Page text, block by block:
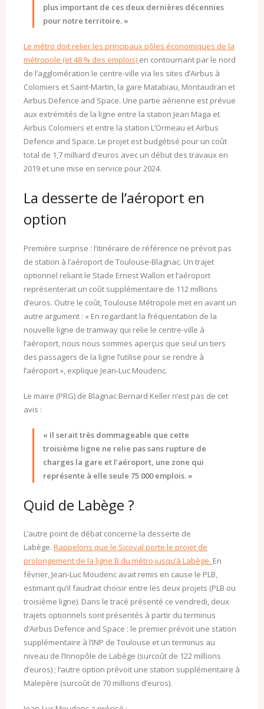
plus important de ces deux dernières décennies
pour notre territoire. »
Le métro doit relier les principaux pôles économiques de la
métropole (et 48 % des emplois) en contournant par le nord
de l’agglomération le centre-ville via les sites d’Airbus à
Colomiers et Saint-Martin, la gare Matabiau, Montaudran et
Airbus Defence and Space. Une partie aérienne est prévue
aux extrémités de la ligne entre la station Jean Maga et
Airbus Colomiers et entre la station L’Ormeau et Airbus
Defence and Space. Le projet est budgétisé pour un coût
total de 1,7 milliard d’euros avec un début des travaux en
2019 et une mise en service pour 2024.
La desserte de l’aéroport en
option
Première surprise : l’itinéraire de référence ne prévoit pas
de station à l’aéroport de Toulouse-Blagnac. Un trajet
optionnel reliant le Stade Ernest Wallon et l’aéroport
représenterait un coût supplémentaire de 112 millions
d’euros. Outre le coût, Toulouse Métropole met en avant un
autre argument : « En regardant la fréquentation de la
nouvelle ligne de tramway qui relie le centre-ville à
l’aéroport, nous nous sommes aperçus que seul un tiers
des passagers de la ligne l’utilise pour se rendre à
l’aéroport », explique Jean-Luc Moudenc.
Le maire (PRG) de Blagnac Bernard Keller n’est pas de cet
avis :
« Il serait très dommageable que cette
troisième ligne ne relie pas sans rupture de
charges la gare et l’aéroport, une zone qui
représente à elle seule 75 000 emplois. »
Quid de Labège ?
L’autre point de débat concerne la desserte de
Labège. Rappelons que le Sicoval porte le projet de
prolongement de la ligne B du métro jusqu’à Labège. En
février, Jean-Luc Moudenc avait remis en cause le PLB,
estimant qu’il faudrait choisir entre les deux projets (PLB ou
troisième ligne). Dans le tracé présenté ce vendredi, deux
trajets optionnels sont présentés à partir du terminus
d’Airbus Defence and Space : le premier prévoit une station
supplémentaire à l’INP de Toulouse et un terminus au
niveau de l’Innopôle de Labège (surcoût de 122 millions
d’euros) ; l’autre option prévoit une station supplémentaire à
Malepère (surcoût de 70 millions d’euros).